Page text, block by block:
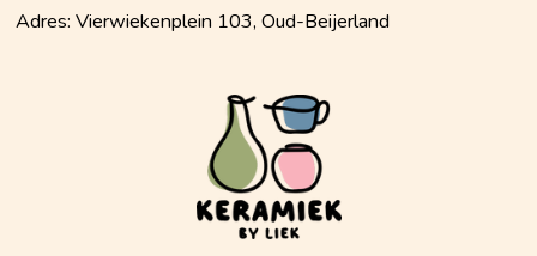
Adres: Vierwiekenplein 103, Oud-Beijerland